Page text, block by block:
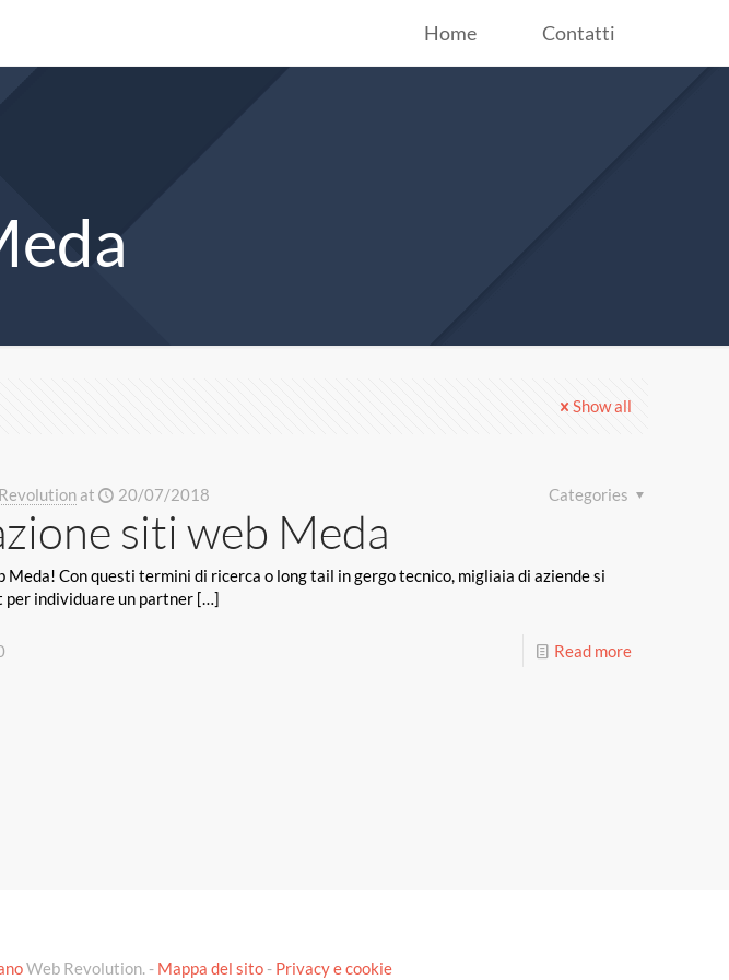
Home Contatti
Show all
at 20/07/2018 Categories
siti web Meda
Meda! Con questi termini di ricerca o long tail in gergo tecnico, migliaia di aziende si
individuare un partner[…]
Read more
Web Revolution. - Mappa del sito- Privacy e cookie